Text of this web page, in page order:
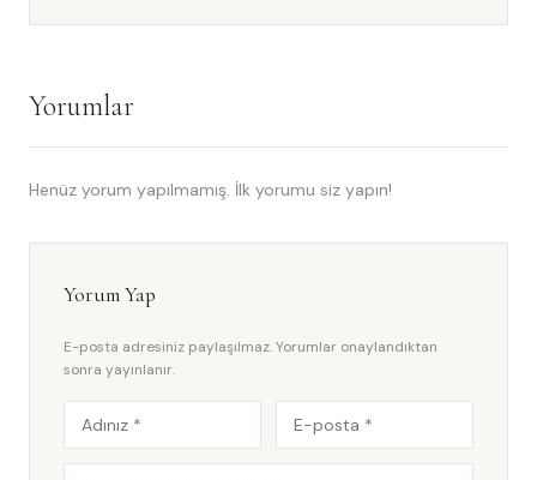
Yorumlar
Henüz yorum yapılmamış. İlk yorumu siz yapın!
Yorum Yap
E-posta adresiniz paylaşılmaz. Yorumlar onaylandıktan
sonra yayınlanır.